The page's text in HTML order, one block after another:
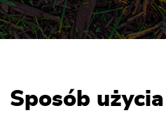
Sposób użycia